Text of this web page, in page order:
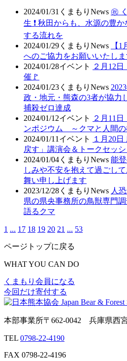
2024/01/31 くまもりNews ㊗
生 ❗ 秋田からも、水源の豊
する流れを
2024/01/29 くまもりNews
【
へのご協力をお願いいたしま
2024/01/28イベント
２月12
催🚩
2024/01/23 くまもりNews
政・地元・熊森の3者が協力
捕殺ゼロ達成
2024/01/12イベント
２月11
ンポジウム ～クマと人間の
2024/01/11 イベント
１月20
戻す」講演会＆トークセッ
2024/01/04 くまもりNews 能
しみや不安を抱えて過ごし
舞い申し上げます
2023/12/28 くまもりNews 人
県の県央事務所の鳥獣専門
語るクマ
1 ... 17 18 19 20 21 ... 53
ページトップに戻る
WHAT YOU CAN DO
くまもり会員になる
今回だけ寄付する
本部事業所〒662-0042 兵庫県西
TEL 0798-22-4190
FAX 0798-22-4196